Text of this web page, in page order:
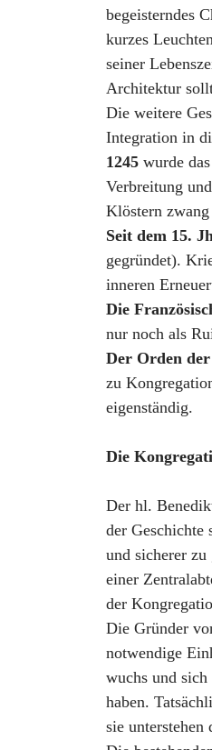
begeisterndes
kurzes
seiner
Architektur
Die weitere
Integration in
1245 wurde
Verbreitung
Klöstern
Seit dem 15.
gegründet).
inneren
Die
nur noch als
Der Orden
zu
eigenständig.
Die
Der hl.
der Geschichte
und sicherer
einer
der
Die Gründer
notwendige
wuchs und
haben.
sie unterstehen